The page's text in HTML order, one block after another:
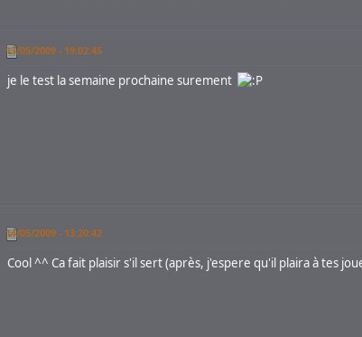
13/05/2009 - 19:02:45
je le test la semaine prochaine surement
14/05/2009 - 13:20:42
Cool ^^ Ca fait plaisir s'il sert (après, j'espere qu'il plaira à tes